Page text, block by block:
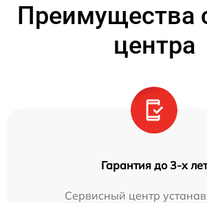
Преимущества
центра
Гарантия до 3-х лет
Сервисный центр